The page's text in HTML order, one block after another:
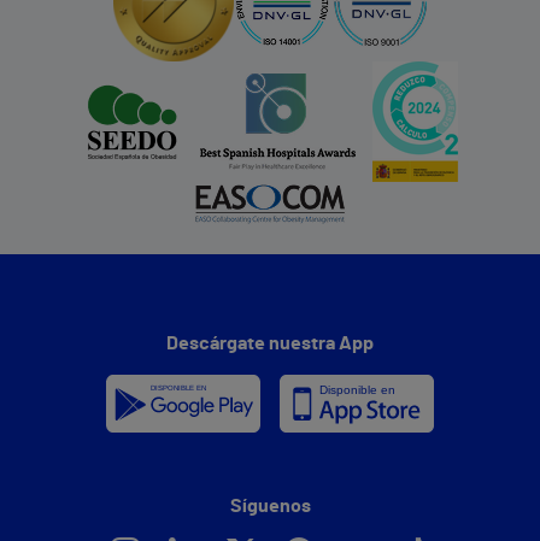
Descárgate nuestra App
Síguenos